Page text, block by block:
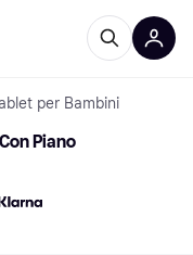
per Bambini
Piano